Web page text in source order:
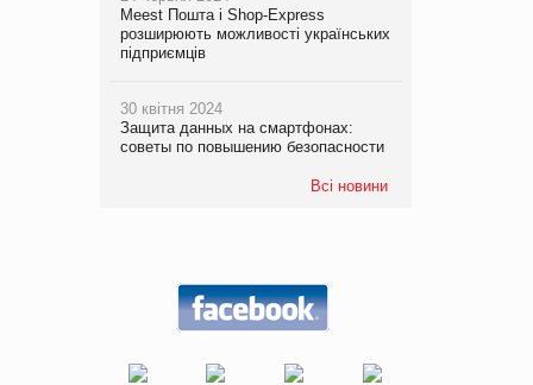
Meest Пошта і Shop-Express
розширюють можливості українських
підприємців
30 квітня 2024
Защита данных на смартфонах:
советы по повышению безопасности
Всі новини